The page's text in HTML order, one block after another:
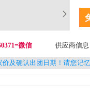
微信 供应商信
及确认出团日期！请您记